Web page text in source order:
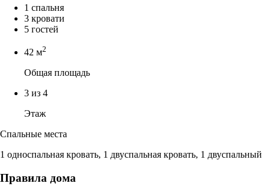
1 спальня
3 кровати
5 гостей
42 м2
Общая площадь
3 из 4
Этаж
Спальные места
1 односпальная кровать, 1 двуспальная кровать, 1
Правила дома